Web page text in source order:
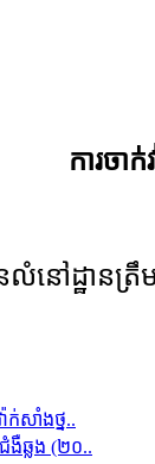
ការចា
នលំនៅដ្ឋាន
ក់សាំងថ្ន..
ងឺឆ្លង (២០..